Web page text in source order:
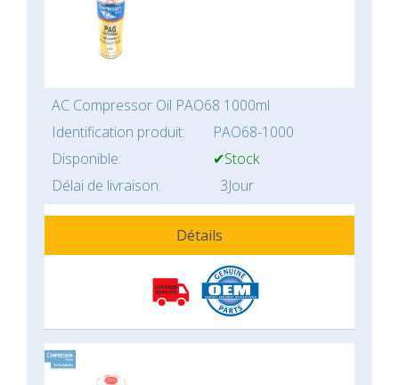
AC Compressor Oil PAO68 1000ml
Identification produit:
PAO68-1000
Disponible:
✔Stock
Délai de livraison:
3Jour
Détails